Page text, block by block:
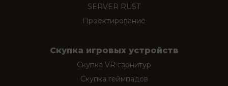
SERVER RUST
Проектирование
Скупка игровых устройств
Скупка VR-гарнитур
Скупка геймпадов